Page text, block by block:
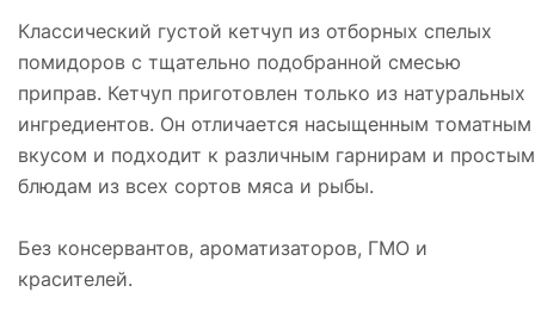
Классический густой кетчуп из отборных спелых
помидоров с тщательно подобранной смесью
приправ. Кетчуп приготовлен только из натуральных
ингредиентов. Он отличается насыщенным томатным
вкусом и подходит к различным гарнирам и простым
блюдам из всех сортов мяса и рыбы.
Без консервантов, ароматизаторов, ГМО и
красителей.